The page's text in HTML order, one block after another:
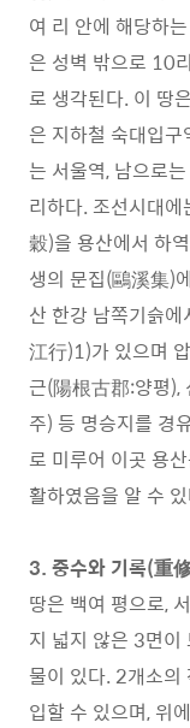
여 리 안에 해당하
은 성벽 밖으로 10
로 생각된다. 이 땅
은 지하철 숙대입
는 서울역, 남으로
리하다. 조선시대
穀)을 용산에서 하
생의 문집(鷗溪集)
산 한강 남쪽기슭
江行)1)가 있으며
근(陽根古郡:양평),
주) 등 명승지를 경
로 미루어 이곳 용
활하였음을 알 수
3. 중수와 기록(重
땅은 백여 평으로,
지 넓지 않은 3면이
물이 있다. 2개소의
입할 수 있으며, 위